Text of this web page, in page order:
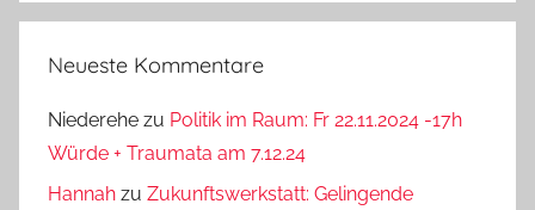
Neueste Kommentare
Niederehe zu Politik im Raum: Fr 22.11.2024 -17h
Würde + Traumata am 7.12.24
Hannah zu Zukunftswerkstatt: Gelingende